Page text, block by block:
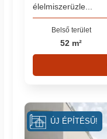
élelmiszerüzle...
Belső terület
52 m²
ÚJ ÉPÍTÉSŰ!